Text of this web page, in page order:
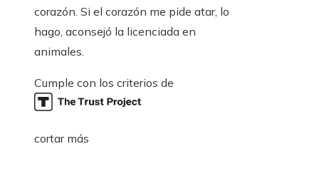
corazón. Si el corazón me pide atar, lo
hago, aconsejó la licenciada en
animales.
Cumple con los criterios de
cortar más